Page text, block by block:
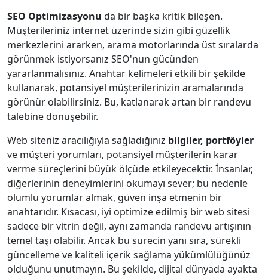
SEO Optimizasyonu da bir başka kritik bileşen.
Müşterileriniz internet üzerinde sizin gibi güzellik
merkezlerini ararken, arama motorlarında üst sıralarda
görünmek istiyorsanız SEO'nun gücünden
yararlanmalısınız. Anahtar kelimeleri etkili bir şekilde
kullanarak, potansiyel müşterilerinizin aramalarında
görünür olabilirsiniz. Bu, katlanarak artan bir randevu
talebine dönüşebilir.
Web siteniz aracılığıyla sağladığınız bilgiler, portföyler
ve müşteri yorumları, potansiyel müşterilerin karar
verme süreçlerini büyük ölçüde etkileyecektir. İnsanlar,
diğerlerinin deneyimlerini okumayı sever; bu nedenle
olumlu yorumlar almak, güven inşa etmenin bir
anahtarıdır. Kısacası, iyi optimize edilmiş bir web sitesi
sadece bir vitrin değil, aynı zamanda randevu artışının
temel taşı olabilir. Ancak bu sürecin yanı sıra, sürekli
güncelleme ve kaliteli içerik sağlama yükümlülüğünüz
olduğunu unutmayın. Bu şekilde, dijital dünyada ayakta